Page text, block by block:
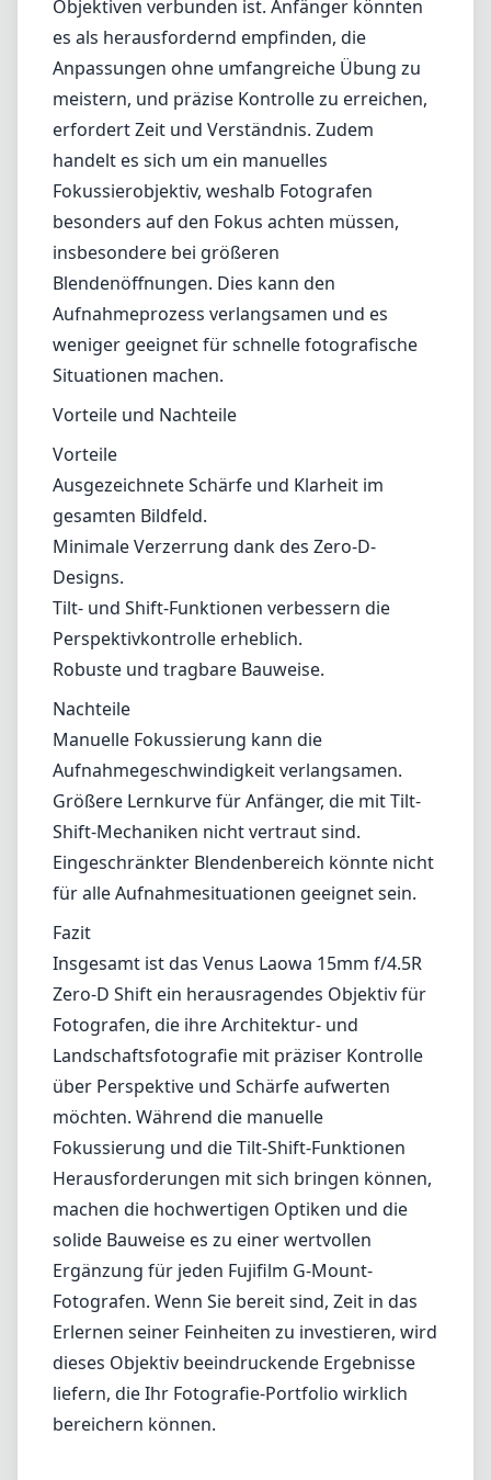
Objektiven verbunden ist. Anfänger könnten
es als herausfordernd empfinden, die
Anpassungen ohne umfangreiche Übung zu
meistern, und präzise Kontrolle zu erreichen,
erfordert Zeit und Verständnis. Zudem
handelt es sich um ein manuelles
Fokussierobjektiv, weshalb Fotografen
besonders auf den Fokus achten müssen,
insbesondere bei größeren
Blendenöffnungen. Dies kann den
Aufnahmeprozess verlangsamen und es
weniger geeignet für schnelle fotografische
Situationen machen.
Vorteile und Nachteile
Vorteile
Ausgezeichnete Schärfe und Klarheit im
gesamten Bildfeld.
Minimale Verzerrung dank des Zero-D-
Designs.
Tilt- und Shift-Funktionen verbessern die
Perspektivkontrolle erheblich.
Robuste und tragbare Bauweise.
Nachteile
Manuelle Fokussierung kann die
Aufnahmegeschwindigkeit verlangsamen.
Größere Lernkurve für Anfänger, die mit Tilt-
Shift-Mechaniken nicht vertraut sind.
Eingeschränkter Blendenbereich könnte nicht
für alle Aufnahmesituationen geeignet sein.
Fazit
Insgesamt ist das Venus Laowa 15mm f/4.5R
Zero-D Shift ein herausragendes Objektiv für
Fotografen, die ihre Architektur- und
Landschaftsfotografie mit präziser Kontrolle
über Perspektive und Schärfe aufwerten
möchten. Während die manuelle
Fokussierung und die Tilt-Shift-Funktionen
Herausforderungen mit sich bringen können,
machen die hochwertigen Optiken und die
solide Bauweise es zu einer wertvollen
Ergänzung für jeden Fujifilm G-Mount-
Fotografen. Wenn Sie bereit sind, Zeit in das
Erlernen seiner Feinheiten zu investieren, wird
dieses Objektiv beeindruckende Ergebnisse
liefern, die Ihr Fotografie-Portfolio wirklich
bereichern können.